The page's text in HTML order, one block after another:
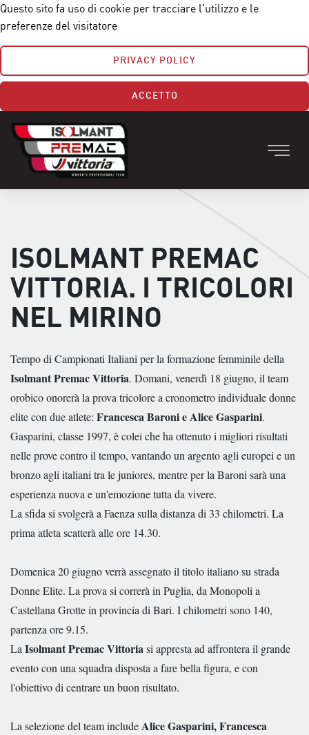
Questo sito fa uso di cookie per tracciare l'utilizzo e le
preferenze del visitatore
PRIVACY POLICY
ACCETTO
ISOLMANT PREMAC
VITTORIA. I TRICOLORI
NEL MIRINO
Tempo di Campionati Italiani per la formazione femminile della
Isolmant Premac Vittoria. Domani, venerdì 18 giugno, il team
orobico onorerà la prova tricolore a cronometro individuale donne
elite con due atlete: Francesca Baroni e Alice Gasparini.
Gasparini, classe 1997, è colei che ha ottenuto i migliori risultati
nelle prove contro il tempo, vantando un argento agli europei e un
bronzo agli italiani tra le juniores, mentre per la Baroni sarà una
esperienza nuova e un'emozione tutta da vivere.
La sfida si svolgerà a Faenza sulla distanza di 33 chilometri. La
prima atleta scatterà alle ore 14.30.
Domenica 20 giugno verrà assegnato il titolo italiano su strada
Donne Elite. La prova si correrà in Puglia, da Monopoli a
Castellana Grotte in provincia di Bari. I chilometri sono 140,
partenza ore 9.15.
LaIsolmant Premac Vittoriasi appresta ad affrontera il grande
evento con una squadra disposta a fare bella figura, e con
l'obiettivo di centrare un buon risultato.
La selezione del team includeAlice Gasparini, Francesca